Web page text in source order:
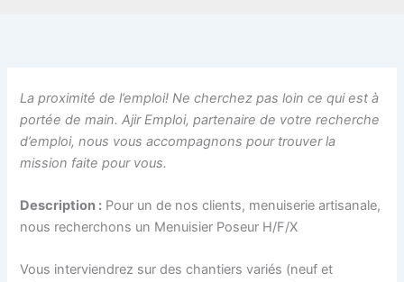
La proximité de l’emploi! Ne cherchez pas loin ce qui est à
portée de main. Ajir Emploi, partenaire de votre recherche
d’emploi, nous vous accompagnons pour trouver la
mission faite pour vous.
Description : Pour un de nos clients, menuiserie artisanale,
nous recherchons un Menuisier Poseur H/F/X
Vous interviendrez sur des chantiers variés (neuf et